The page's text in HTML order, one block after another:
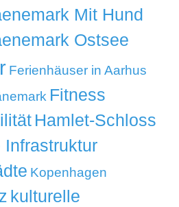
Mit Hund
Ostsee
Ferienhäuser in Aarhus
Fitness
Hamlet-Schloss
Infrastruktur
Kopenhagen
kulturelle